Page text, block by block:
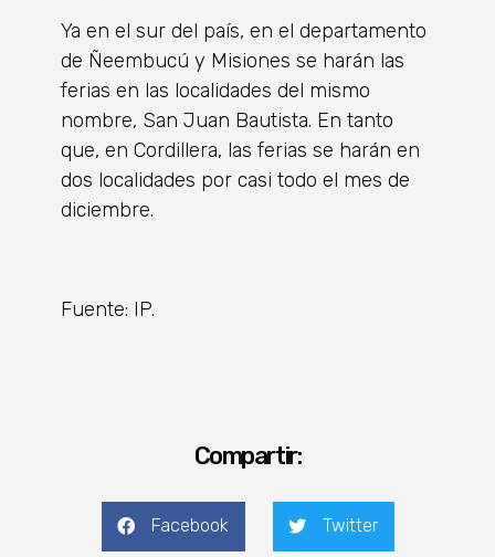
Ya en el sur del país, en el departamento
de Ñeembucú y Misiones se harán las
ferias en las localidades del mismo
nombre, San Juan Bautista. En tanto
que, en Cordillera, las ferias se harán en
dos localidades por casi todo el mes de
diciembre.
Fuente: IP.
Compartir:
Facebook Twitter